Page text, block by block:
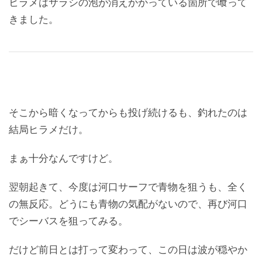
ヒラメはサラシの泡が消えかかっている箇所で喰って
きました。
そこから暗くなってからも投げ続けるも、釣れたのは
結局ヒラメだけ。
まぁ十分なんですけど。
翌朝起きて、今度は河口サーフで青物を狙うも、全く
の無反応。どうにも青物の気配がないので、再び河口
でシーバスを狙ってみる。
だけど前日とは打って変わって、この日は波が穏やか